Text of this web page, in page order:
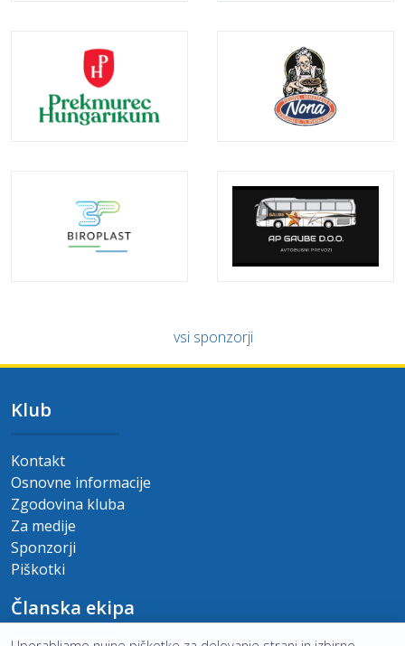
vsi sponzorji
Klub
Kontakt
Osnovne informacije
Zgodovina kluba
Za medije
Sponzorji
Piškotki
Članska ekipa